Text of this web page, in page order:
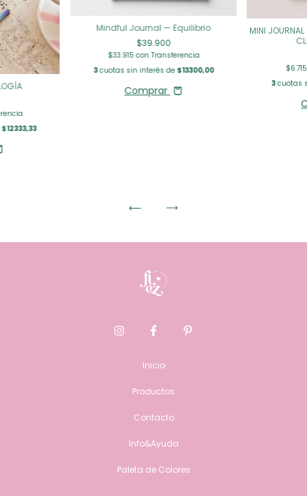
$12333,33
Mindful Journal — Equilibrio
$39.900
$33.915 con Transferencia
3cuotas sin interés de$13300,00
Comprar
MINI
3 cuotas
Inicio
Productos
Contacto
Info&Ayuda
Paleta de Colores